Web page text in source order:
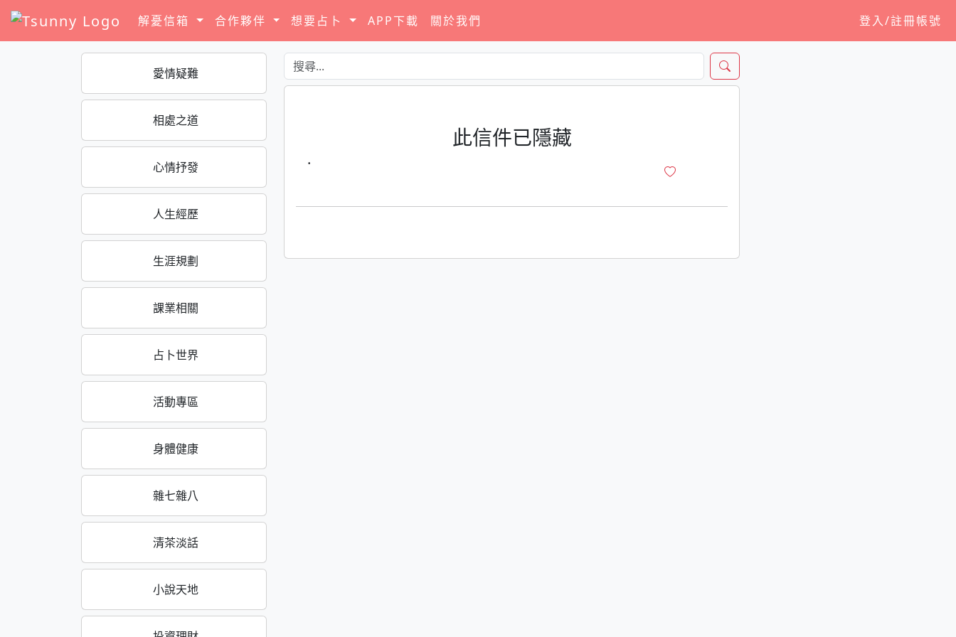
解憂信箱 合作夥伴 想要占卜 APP下載 關於我們 登入/註冊帳號
愛情疑難
相處之道
心情抒發
人生經歷
生涯規劃
課業相關
占卜世界
活動專區
身體健康
雜七雜八
清茶淡話
小說天地
此信件已隱藏
·